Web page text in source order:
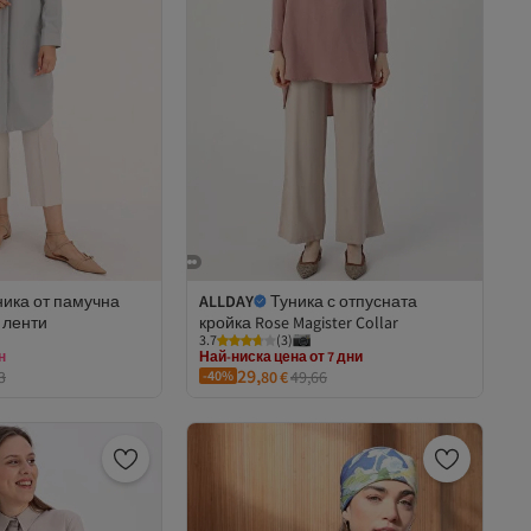
от памучна
7 дни
5+ артикула
дни
ALLDAY
Туника с отпусната
кройка Rose Magister Collar
3.7 (3)
Най-ниска цена от 7 дни
Безплатна доставка
Най-ниска цена от 7 дни
-40% 29,80€49,66